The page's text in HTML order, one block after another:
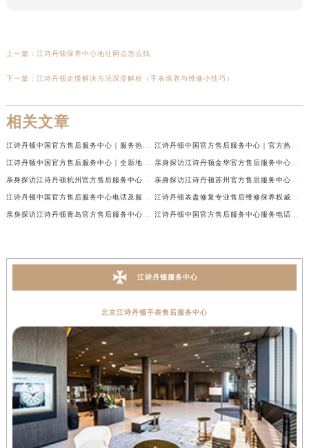
上一篇： 江诗丹顿保养中心地址网点怎么找
下一篇： 江诗丹顿走慢解决方法深度解析（手表保养与维修小技巧）
相关文章
江诗丹顿服务中心
北京江诗丹顿手表售后服务中心